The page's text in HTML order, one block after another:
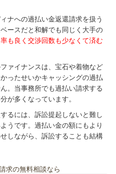
ナへの過払い金返還請求を扱う
ースだと和解でも同じく大手の
も良く交渉回数も少なくて済む
ァイナンスは、宝石や着物など
ったせいかキャッシングの過払
。 当事務所でも過払い請求する
が多くなっています。
るには、訴訟提起しないと難し
うです。 過払い金の額にもより
しながら、訴訟することも結構
求の無料相談なら